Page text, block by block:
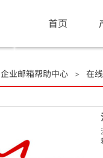
首页
企业邮箱帮助中心 ＞ 在